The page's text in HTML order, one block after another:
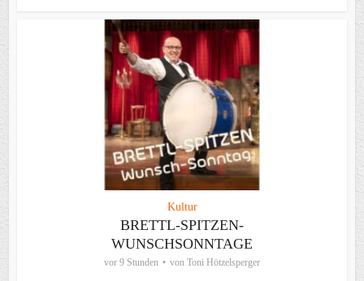
Kultur
BRETTL-SPITZEN-
WUNSCHSONNTAGE
vor 9 Stunden von Toni Hötzelsperger